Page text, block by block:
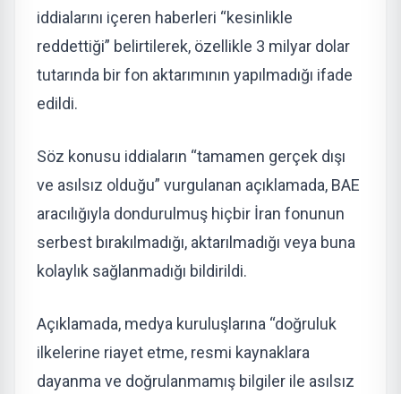
iddialarını içeren haberleri “kesinlikle
reddettiği” belirtilerek, özellikle 3 milyar dolar
tutarında bir fon aktarımının yapılmadığı ifade
edildi.
Söz konusu iddiaların “tamamen gerçek dışı
ve asılsız olduğu” vurgulanan açıklamada, BAE
aracılığıyla dondurulmuş hiçbir İran fonunun
serbest bırakılmadığı, aktarılmadığı veya buna
kolaylık sağlanmadığı bildirildi.
Açıklamada, medya kuruluşlarına “doğruluk
ilkelerine riayet etme, resmi kaynaklara
dayanma ve doğrulanmamış bilgiler ile asılsız